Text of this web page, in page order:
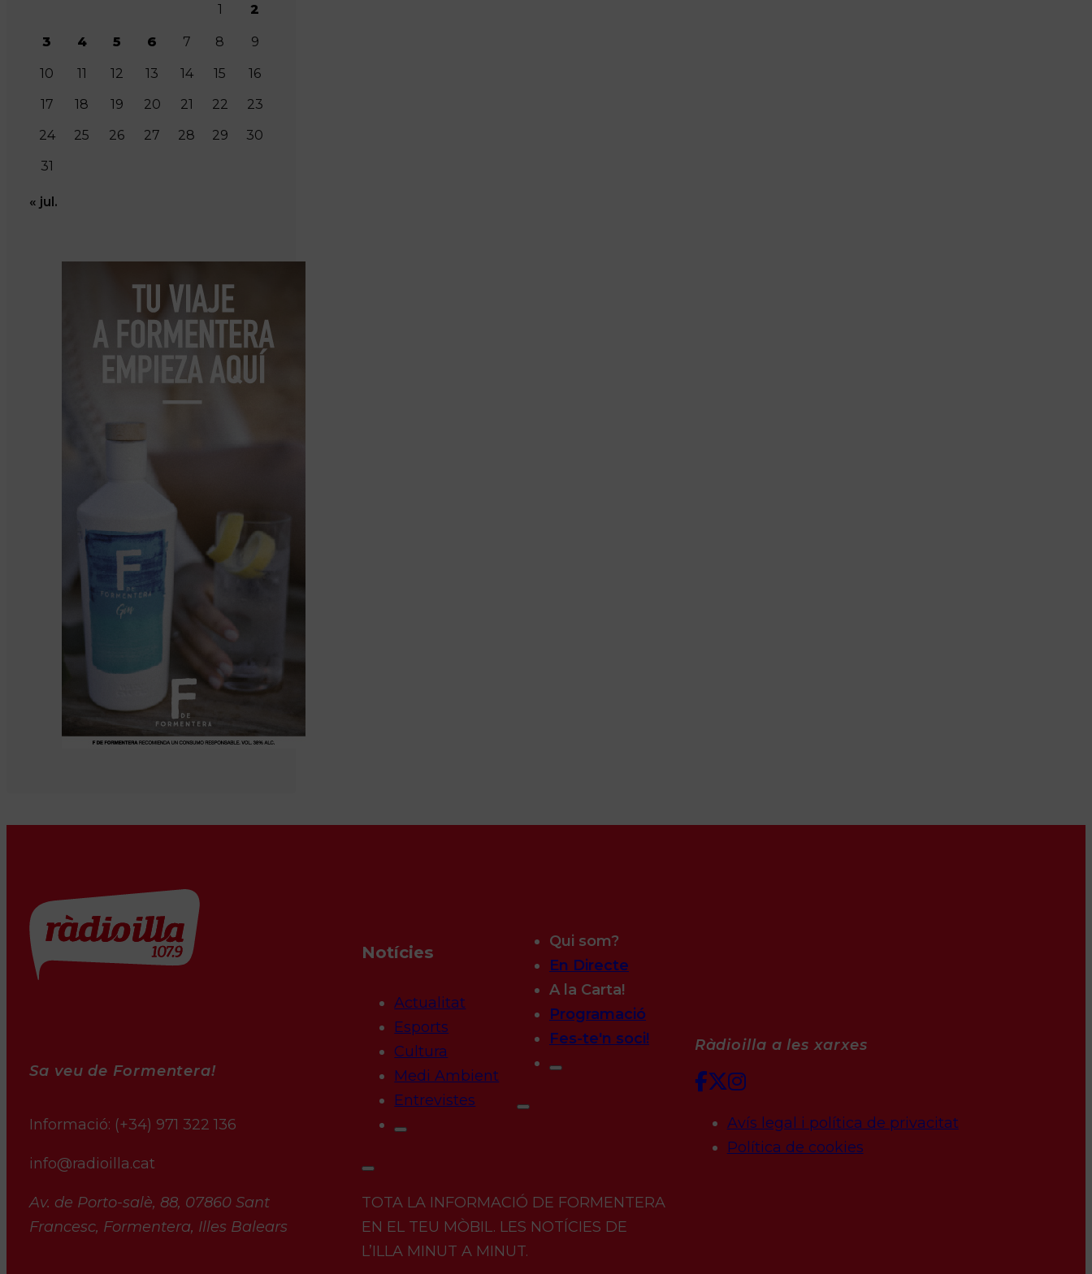
1
2
3 4 5 6 7 8 9
10 11 12 13 14 15
16
17
18 19 20 21 22
23
24
25 26 27 28 29
30
31
« jul.
Sa veu de Formentera!
Informació: (+34) 971 322 136
info@radioilla.cat
Av. de Porto-salè, 88, 07860 Sant
Francesc, Formentera, Illes Balears
Notícies
Actualitat
Esports
Cultura
Medi Ambient
Entrevistes
Qui som?
En Directe
A la Carta!
Programació
Fes-te'n soci!
TOTA LA INFORMACIÓ DE FORMENTERA
EN EL TEU MÒBIL. LES NOTÍCIES DE
L’ILLA MINUT A MINUT.
Ràdioilla a les xarxes
Avís legal i política de privacitat
Política de cookies